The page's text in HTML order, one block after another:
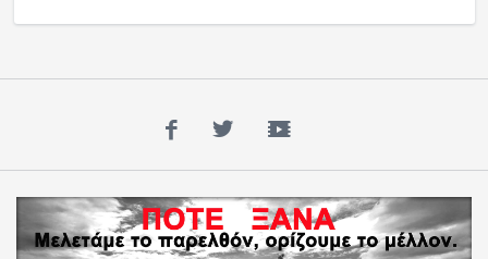
Facebook
TwitterYouTube